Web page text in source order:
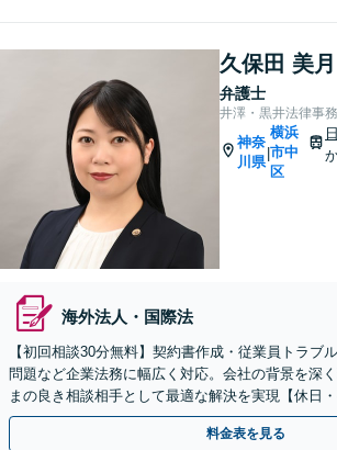
久保田 美月
弁護士
井澤・黒井法律事
神奈
川県
|
横浜
市中
区
海外法人・国際法
【初回相談30分無料】契約書作成・従業員トラブ
問題など企業法務に幅広く対応。会社の背景を深
まの良き相談相手として最適な解決を実現【休日
予約）】【日本大通り駅3分】
料金表を見る